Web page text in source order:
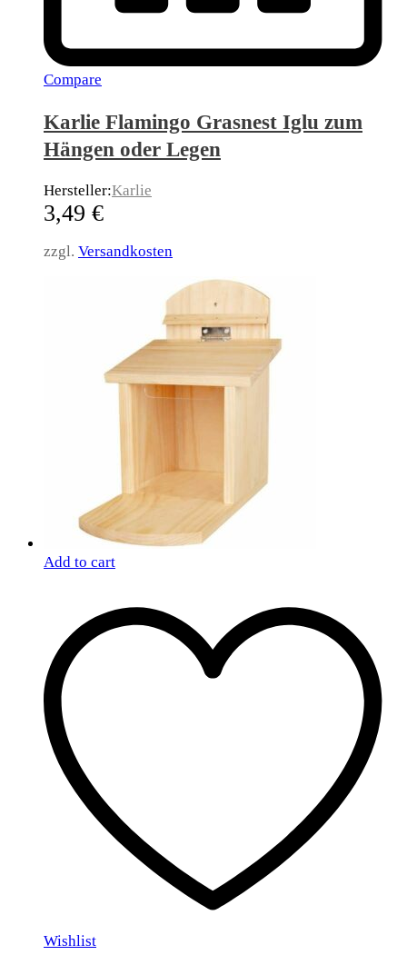
Compare
Karlie Flamingo Grasnest Iglu zum
Hängen oder Legen
Hersteller:Karlie
3,49 €
zzgl. Versandkosten
Add to cart
Wishlist